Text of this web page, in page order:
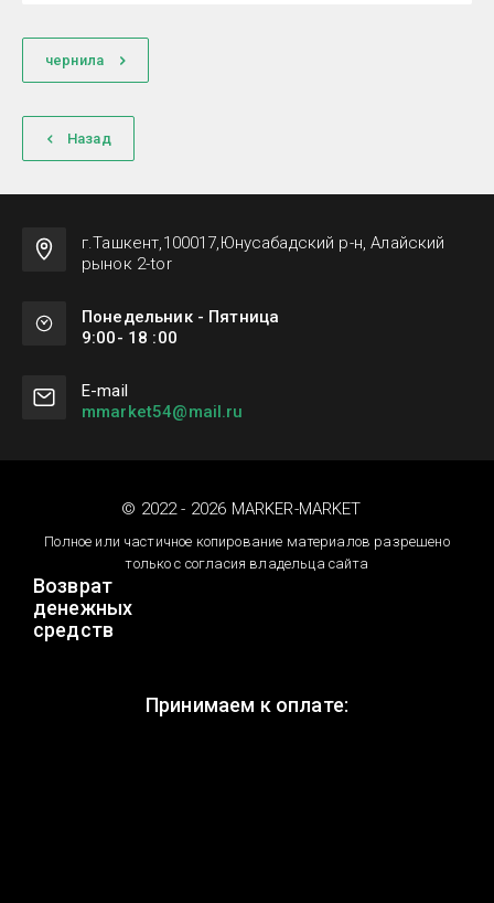
чернила
Назад
г.Ташкент,100017,Юнусабадский р-н, Алайский
рынок 2-tor
Понедельник - Пятница
9:00- 18 :00
Е-mail
mmarket54@mail.ru
© 2022 - 2026 MARKER-MARKET
Полное или частичное копирование материалов разрешено
только с согласия владельца сайта
Возврат
денежных
средств
Принимаем к оплате: